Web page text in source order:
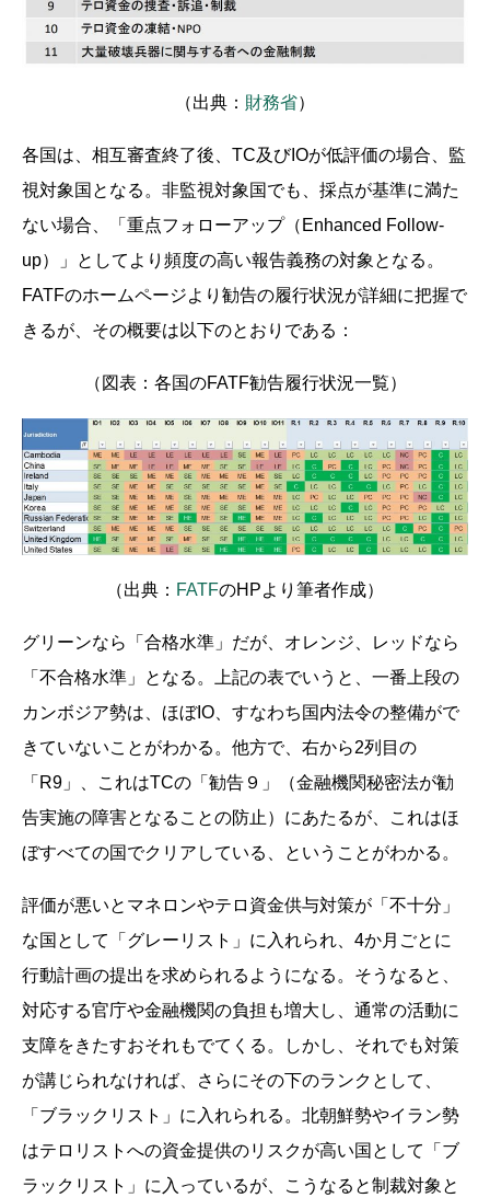
（出典： 財務省）
各国は、相互審査終了後、TC及びIOが低評価の場合、監
視対象国となる。非監視対象国でも、採点が基準に満た
ない場合、「重点フォローアップ（Enhanced Follow-
up）」としてより頻度の高い報告義務の対象となる。
FATFのホームページより勧告の履行状況が詳細に把握で
きるが、その概要は以下のとおりである：
（図表：各国のFATF勧告履行状況一覧）
（出典： FATFのHPより筆者作成）
グリーンなら「合格水準」だが、オレンジ、レッドなら
「不合格水準」となる。上記の表でいうと、一番上段の
カンボジア勢は、ほぼIO、すなわち国内法令の整備がで
きていないことがわかる。他方で、右から2列目の
「R9」、これはTCの「勧告９」（⾦融機関秘密法が勧
告実施の障害となることの防⽌）にあたるが、これはほ
ぼすべての国でクリアしている、ということがわかる。
評価が悪いとマネロンやテロ資金供与対策が「不十分」
な国として「グレーリスト」に入れられ、4か月ごとに
行動計画の提出を求められるようになる。そうなると、
対応する官庁や金融機関の負担も増大し、通常の活動に
支障をきたすおそれもでてくる。しかし、それでも対策
が講じられなければ、さらにその下のランクとして、
「ブラックリスト」に入れられる。北朝鮮勢やイラン勢
はテロリストへの資金提供のリスクが高い国として「ブ
ラックリスト」に入っているが、こうなると制裁対象と